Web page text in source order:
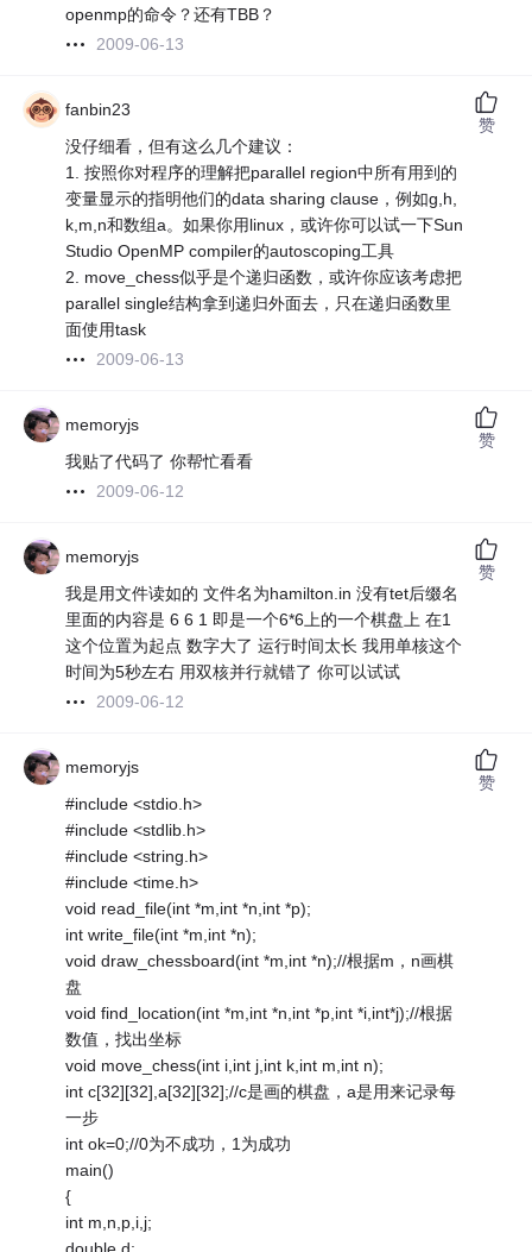
openmp的命令？还有TBB？
2009-06-13
fanbin23
没仔细看，但有这么几个建议：
1. 按照你对程序的理解把parallel region中所有用到的
变量显示的指明他们的data sharing clause，例如g,h,
k,m,n和数组a。如果你用linux，或许你可以试一下Sun
Studio OpenMP compiler的autoscoping工具
2. move_chess似乎是个递归函数，或许你应该考虑把
parallel single结构拿到递归外面去，只在递归函数里
面使用task
2009-06-13
赞
memoryjs
我贴了代码了 你帮忙看看
2009-06-12
赞
memoryjs
我是用文件读如的 文件名为hamilton.in 没有tet后缀名
里面的内容是 6 6 1 即是一个6*6上的一个棋盘上 在1
这个位置为起点 数字大了 运行时间太长 我用单核这个
时间为5秒左右 用双核并行就错了 你可以试试
2009-06-12
赞
memoryjs
#include <stdio.h>
#include <stdlib.h>
#include <string.h>
#include <time.h>
void read_file(int *m,int *n,int *p);
int write_file(int *m,int *n);
void draw_chessboard(int *m,int *n);//根据m，n画棋
盘
void find_location(int *m,int *n,int *p,int *i,int*j);//根据
数值，找出坐标
void move_chess(int i,int j,int k,int m,int n);
int c[32][32],a[32][32];//c是画的棋盘，a是用来记录每
一步
int ok=0;//0为不成功，1为成功
main()
{
int m,n,p,i,j;
赞